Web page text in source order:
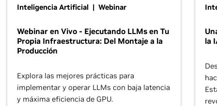
Inteligencia Artificial | Webinar
Webinar en Vivo - Ejecutando LLMs en Tu
Propia Infraestructura: Del Montaje a la
Producción
Explora las mejores prácticas para
implementar y operar LLMs con baja latencia
y máxima eficiencia de GPU.
la